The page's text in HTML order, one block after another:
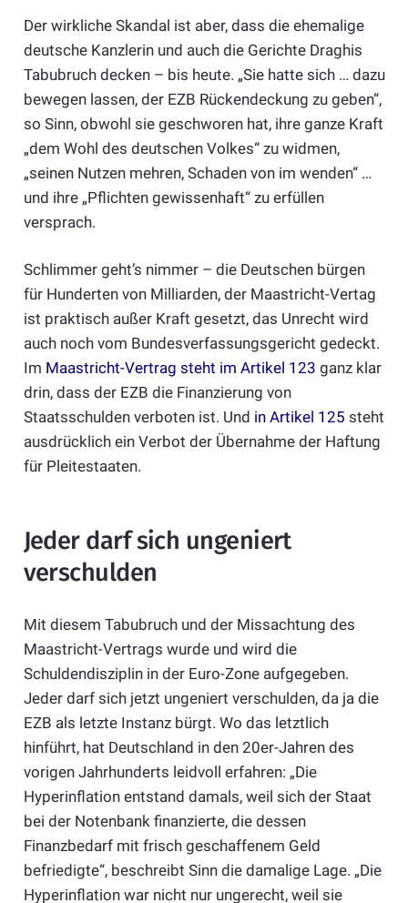
Der wirkliche Skandal ist aber, dass die ehemalige
deutsche Kanzlerin und auch die Gerichte Draghis
Tabubruch decken – bis heute. „Sie hatte sich … dazu
bewegen lassen, der EZB Rückendeckung zu geben“,
so Sinn, obwohl sie geschworen hat, ihre ganze Kraft
„dem Wohl des deutschen Volkes“ zu widmen,
„seinen Nutzen mehren, Schaden von im wenden“ …
und ihre „Pflichten gewissenhaft“ zu erfüllen
versprach.
Schlimmer geht’s nimmer – die Deutschen bürgen
für Hunderten von Milliarden, der Maastricht-Vertag
ist praktisch außer Kraft gesetzt, das Unrecht wird
auch noch vom Bundesverfassungsgericht gedeckt.
Im Maastricht-Vertrag steht im Artikel 123 ganz klar
drin, dass der EZB die Finanzierung von
Staatsschulden verboten ist. Und in Artikel 125 steht
ausdrücklich ein Verbot der Übernahme der Haftung
für Pleitestaaten.
Jeder darf sich ungeniert
verschulden
Mit diesem Tabubruch und der Missachtung des
Maastricht-Vertrags wurde und wird die
Schuldendisziplin in der Euro-Zone aufgegeben.
Jeder darf sich jetzt ungeniert verschulden, da ja die
EZB als letzte Instanz bürgt. Wo das letztlich
hinführt, hat Deutschland in den 20er-Jahren des
vorigen Jahrhunderts leidvoll erfahren: „Die
Hyperinflation entstand damals, weil sich der Staat
bei der Notenbank finanzierte, die dessen
Finanzbedarf mit frisch geschaffenem Geld
befriedigte“, beschreibt Sinn die damalige Lage. „Die
Hyperinflation war nicht nur ungerecht, weil sie